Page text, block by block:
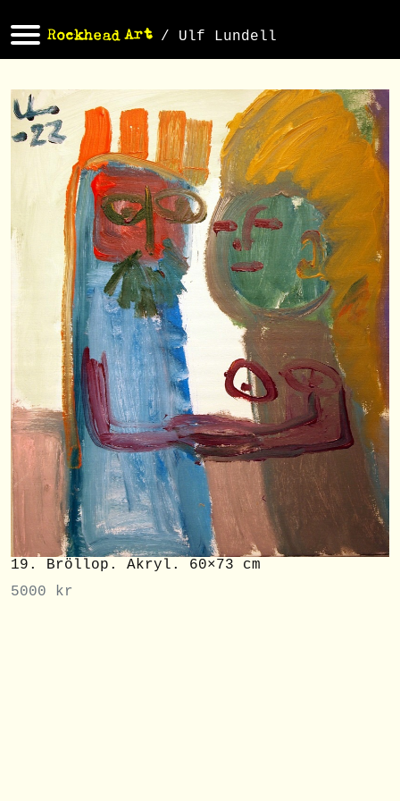
/ Ulf Lundell
19. Bröllop. Akryl. 60×73 cm
5000
kr